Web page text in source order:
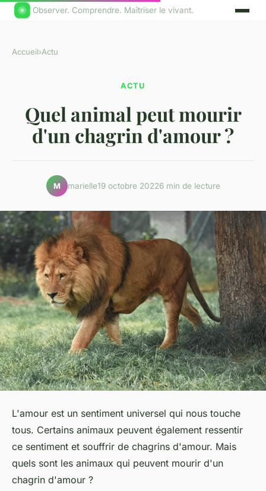
Observer. Comprendre. Maîtriser le vivant.
Accueil›Actu
ACTU
Quel animal peut mourir
d'un chagrin d'amour ?
M marielle19 octobre 20226 min de lecture
L'amour est un sentiment universel qui nous touche
tous. Certains animaux peuvent également ressentir
ce sentiment et souffrir de chagrins d'amour. Mais
quels sont les animaux qui peuvent mourir d'un
chagrin d'amour ?